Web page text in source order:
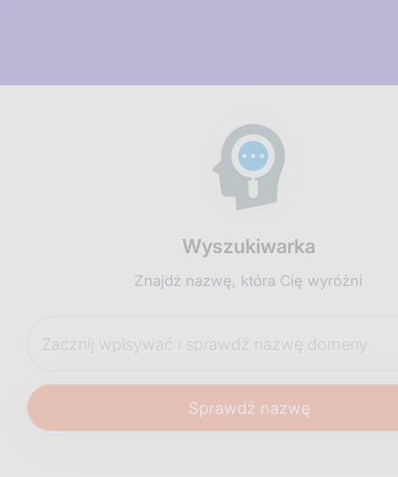
Wyszukiwarka
Znajdź nazwę, która Cię wyróżni